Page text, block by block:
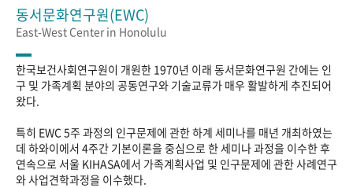
동서문화연구원(EWC)
East-West Center in Honolulu
한국보건사회연구원이 개원한 1970년 이래 동서문화연구원 간에는 인
구 및 가족계획 분야의 공동연구와 기술교류가 매우 활발하게 추진되어
왔다.
특히 EWC 5주 과정의 인구문제에 관한 하계 세미나를 매년 개최하였는
데 하와이에서 4주간 기본이론을 중심으로 한 세미나 과정을 이수한 후
연속으로 서울 KIHASA에서 가족계획사업 및 인구문제에 관한 사례연구
와 사업견학과정을 이수했다.